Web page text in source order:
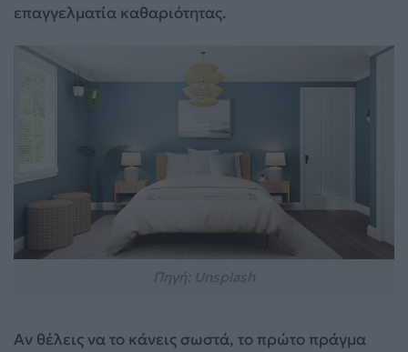
επαγγελματία καθαριότητας.
Αν θέλεις να το κάνεις σωστά, το πρώτο πράγμα